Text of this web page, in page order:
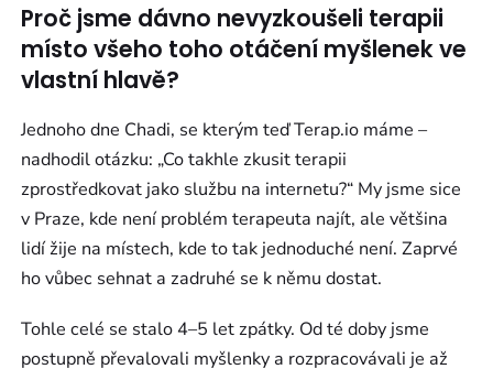
Proč jsme dávno nevyzkoušeli terapii
místo všeho toho otáčení myšlenek ve
vlastní hlavě?
Jednoho dne Chadi, se kterým teď Terap.io máme –
nadhodil otázku: „Co takhle zkusit terapii
zprostředkovat jako službu na internetu?“ My jsme sice
v Praze, kde není problém terapeuta najít, ale většina
lidí žije na místech, kde to tak jednoduché není. Zaprvé
ho vůbec sehnat a zadruhé se k němu dostat.
Tohle celé se stalo 4–5 let zpátky. Od té doby jsme
postupně převalovali myšlenky a rozpracovávali je až